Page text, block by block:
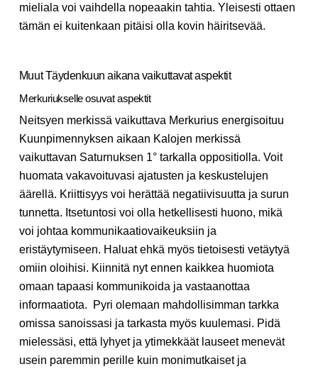
mieliala voi vaihdella nopeaakin tahtia. Yleisesti ottaen
tämän ei kuitenkaan pitäisi olla kovin häiritsevää.
Muut Täydenkuun aikana vaikuttavat aspektit
Merkuriukselle osuvat aspektit
Neitsyen merkissä vaikuttava Merkurius energisoituu
Kuunpimennyksen aikaan Kalojen merkissä
vaikuttavan Saturnuksen 1° tarkalla oppositiolla. Voit
huomata vakavoituvasi ajatusten ja keskustelujen
äärellä. Kriittisyys voi herättää negatiivisuutta ja surun
tunnetta. Itsetuntosi voi olla hetkellisesti huono, mikä
voi johtaa kommunikaatiovaikeuksiin ja
eristäytymiseen. Haluat ehkä myös tietoisesti vetäytyä
omiin oloihisi. Kiinnitä nyt ennen kaikkea huomiota
omaan tapaasi kommunikoida ja vastaanottaa
informaatiota. Pyri olemaan mahdollisimman tarkka
omissa sanoissasi ja tarkasta myös kuulemasi. Pidä
mielessäsi, että lyhyet ja ytimekkäät lauseet menevät
usein paremmin perille kuin monimutkaiset ja